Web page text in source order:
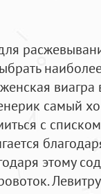
виагра
самый
с
этому